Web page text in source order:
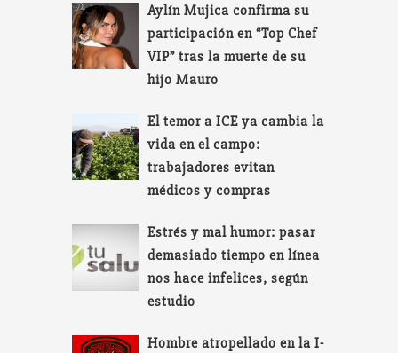
Aylín Mujica confirma su
participación en “Top Chef
VIP” tras la muerte de su
hijo Mauro
El temor a ICE ya cambia la
vida en el campo:
trabajadores evitan
médicos y compras
Estrés y mal humor: pasar
demasiado tiempo en línea
nos hace infelices, según
estudio
Hombre atropellado en la I-